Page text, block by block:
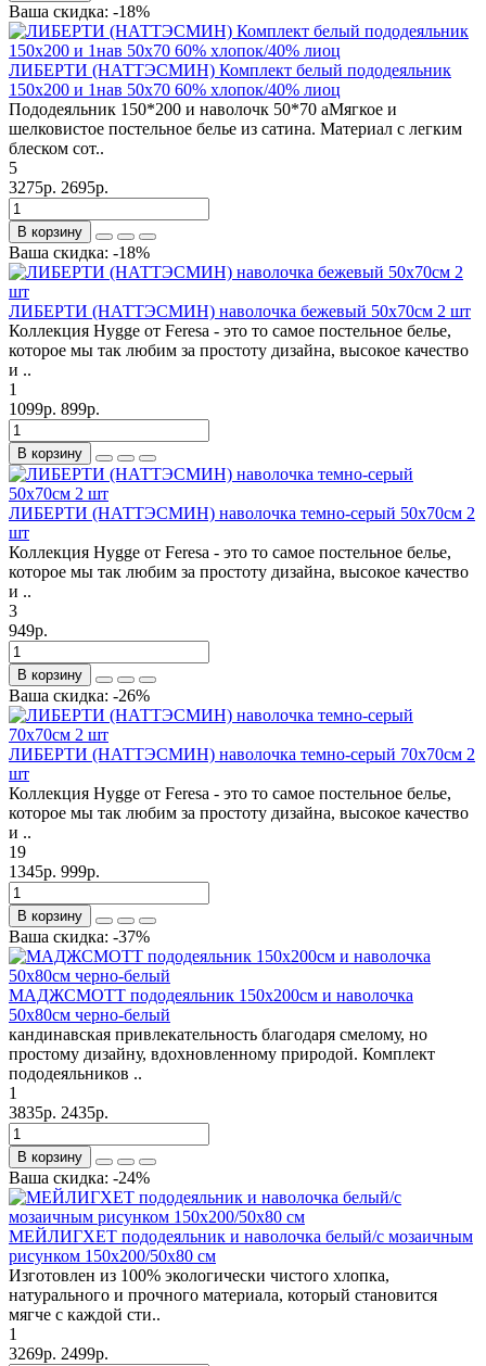
Ваша скидка: -18%
ЛИБЕРТИ (НАТТЭСМИН) Комплект белый пододеяльник
150х200 и 1нав 50х70 60% хлопок/40% лиоц
Пододеяльник 150*200 и наволочк 50*70 аМягкое и
шелковистое постельное белье из сатина. Материал с легким
блеском сот..
5
3275р. 2695р.
В корзину
Ваша скидка: -18%
ЛИБЕРТИ (НАТТЭСМИН) наволочка бежевый 50х70см 2 шт
Коллекция Hygge от Feresa - это то самое постельное белье,
которое мы так любим за простоту дизайна, высокое качество
и ..
1
1099р. 899р.
В корзину
ЛИБЕРТИ (НАТТЭСМИН) наволочка темно-серый 50х70см 2
шт
Коллекция Hygge от Feresa - это то самое постельное белье,
которое мы так любим за простоту дизайна, высокое качество
и ..
3
949р.
В корзину
Ваша скидка: -26%
ЛИБЕРТИ (НАТТЭСМИН) наволочка темно-серый 70х70см 2
шт
Коллекция Hygge от Feresa - это то самое постельное белье,
которое мы так любим за простоту дизайна, высокое качество
и ..
19
1345р. 999р.
В корзину
Ваша скидка: -37%
МАДЖСМОТТ пододеяльник 150х200см и наволочка
50х80см черно-белый
кандинавская привлекательность благодаря смелому, но
простому дизайну, вдохновленному природой. Комплект
пододеяльников ..
1
3835р. 2435р.
В корзину
Ваша скидка: -24%
МЕЙЛИГХЕТ пододеяльник и наволочка белый/с мозаичным
рисунком 150х200/50х80 см
Изготовлен из 100% экологически чистого хлопка,
натурального и прочного материала, который становится
мягче с каждой сти..
1
3269р. 2499р.